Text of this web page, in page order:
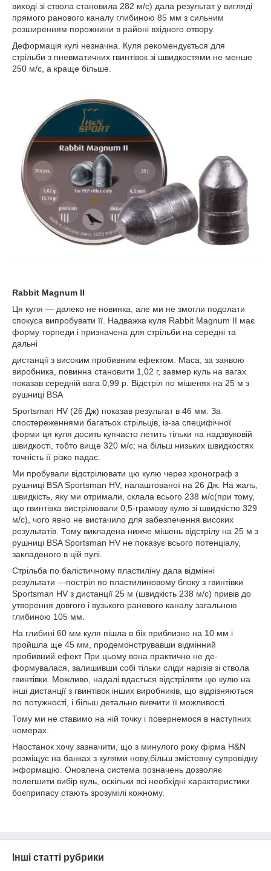
виході зі ствола становила 282 м/с) дала результат у вигляді
прямого ранового каналу глибиною 85 мм з сильним
розширенням порожнини в районі вхідного отвору.
Деформація кулі незначна. Куля рекомендується для
стрільби з пневматичних гвинтівок зі швидкостями не менше
250 м/с, а краще більше.
Rabbit Magnum II
Ця куля — далеко не новинка, але ми не змогли подолати
спокуса випробувати її. Надважка куля Rabbit Magnum II має
форму торпеди і призначена для стрільби на середні та
дальні
дистанції з високим пробивним ефектом. Маса, за заявою
виробника, повинна становити 1,02 г, завмер куль на вагах
показав середній вага 0,99 р. Відстріл по мішенях на 25 м з
рушниці BSA
Sportsman HV (26 Дж) показав результат в 46 мм. За
спостереженнями багатьох стрільців, із-за специфічної
форми ця куля досить купчасто летить тільки на надзвуковій
швидкості, тобто вище 320 м/с; на більш низьких швидкостях
точність її різко падає.
Ми пробували відстрілювати цю кулю через хронограф з
рушниці BSA Sportsman HV, налаштованої на 26 Дж. На жаль,
швидкість, яку ми отримали, склала всього 238 м/с(при тому,
що гвинтівка вистрілювали 0,5-грамову кулю зі швидкістю 329
м/с), чого явно не вистачило для забезпечення високих
результатів. Тому викладена нижче мішень відстрілу на 25 м з
рушниці BSA Sportsman HV не показує всього потенціалу,
закладеного в цій пулі.
Стрільба по балістичному пластиліну дала відмінні
результати —постріл по пластилиновому блоку з гвинтівки
Sportsman HV з дистанції 25 м (швидкість 238 м/с) привів до
утворення довгого і вузького раневого каналу загальною
глибиною 105 мм.
На глибині 60 мм куля пішла в бік приблизно на 10 мм і
пройшла ще 45 мм, продемонструвавши відмінний
пробивний ефект При цьому вона практично не де-
формувалася, залишивши собі тільки сліди нарізів зі ствола
гвинтівки. Можливо, надалі вдасться відстріляти цю кулю на
інші дистанції з гвинтівок інших виробників, що відрізняються
по потужності, і більш детально вивчити її можливості.
Тому ми не ставимо на ній точку і повернемося в наступних
номерах.
Наостанок хочу зазначити, що з минулого року фірма H&N
розміщує на банках з кулями нову,більш змістовну супровідну
інформацію. Оновлена система позначень дозволяє
полегшити вибір куль, оскільки всі необхідні характеристики
боєприпасу стають зрозумілі кожному.
Інші статті рубрики